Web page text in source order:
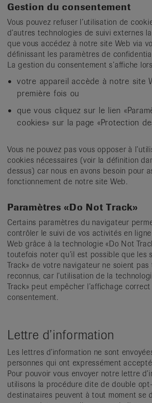
Gestion du consentement
Vous pouvez refuser l’utilisation de
d’autres technologies de suivi externes
que vous accédez à notre site Web via
définissant les paramètres de
La gestion du consentement s’affiche
votre appareil accède à notre site
première fois ou
que vous cliquez sur le lien
cookies» sur la page «Protection
Vous ne pouvez pas vous opposer à
cookies nécessaires (voir la définition
dessus) car nous en avons besoin pour
fonctionnement de notre site Web.
Paramètres «Do Not Track»
Certains paramètres du navigateur
contrôler le suivi de vos activités en
Web grâce à la technologie «Do Not
toutefois noter qu’il est possible que les
Track» de votre navigateur ne soient pas
reconnus, car l’utilisation de la
Track» peut empêcher l’affichage
consentement.
Lettre d’information
Les lettres d’information ne sont
personnes qui ont expressément
Pour pouvoir vous envoyer notre lettre
utilisons la procédure dite de double
destinataires peuvent à tout moment se